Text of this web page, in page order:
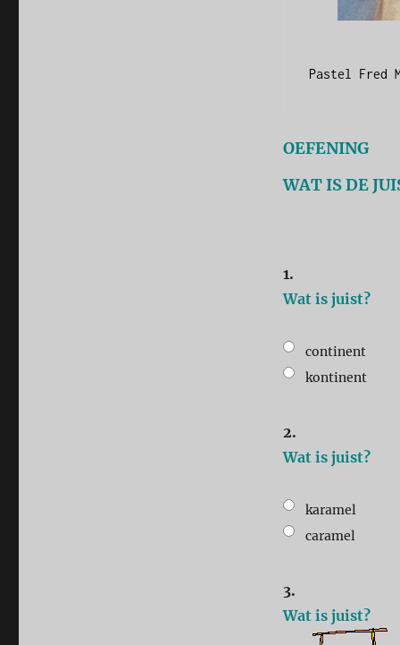
Pastel Fred
OEFENING
WAT IS DE
1.
Wat is juist?
continent
kontinent
2.
Wat is juist?
karamel
caramel
3.
Wat is juist?